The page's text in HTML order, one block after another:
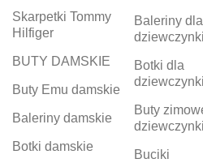
Skarpetki Tommy
Hilfiger
BUTY DAMSKIE
Buty Emu damskie
Baleriny damskie
Botki damskie
Baleriny dla
dziewczynki
Botki dla
dziewczynki
Buty
dziewczynki
Buciki